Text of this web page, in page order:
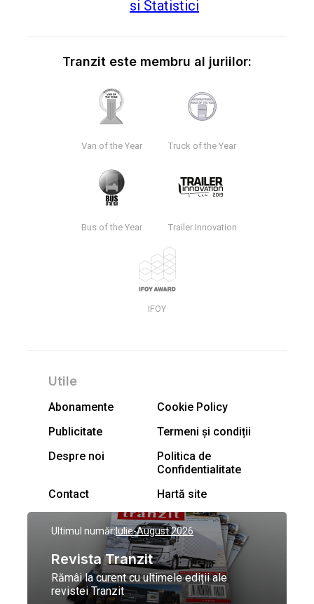
Tranzit este membru al juriilor:
Van of the Year Truck of the Year
Bus of the Year Trailer Innovation
IFOY
Utile
Abonamente
Cookie Policy
Publicitate
Termeni și condiții
Despre noi
Politica de
Confidentialitate
Contact
Hartă site
Ultimul număr:Iulie-August 2026
Revista Tranzit
Rămâi la curent cu ultimele ediții ale
revistei Tranzit